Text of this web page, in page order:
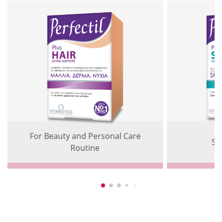
For Beauty and Personal Care
Routine